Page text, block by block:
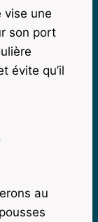
vise une
son port
évite qu’il
au